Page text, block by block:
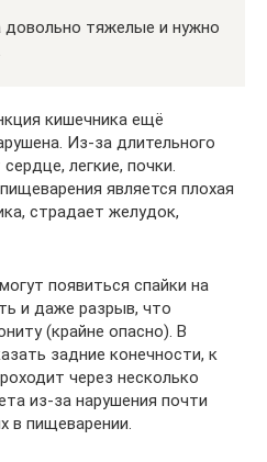
довольно тяжелые и нужно
кишечника ещё
Из-за длительного
легкие, почки.
является плохая
страдает желудок,
появиться спайки на
и даже разрыв, что
(крайне опасно). В
задние конечности, к
через несколько
из-за нарушения почти
в пищеварении.